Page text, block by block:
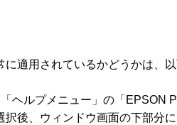
適用されているかどうかは、以
ルプメニュー」の「EPSON
後、ウィンドウ画面の下部分に